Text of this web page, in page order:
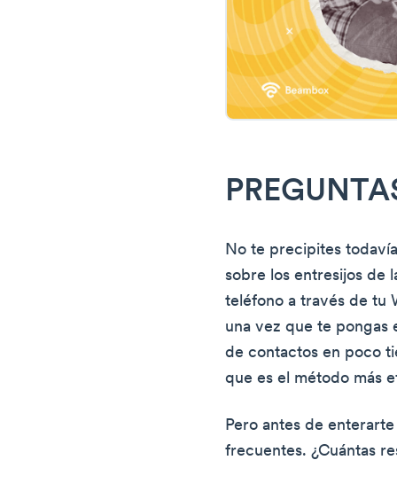
No te precipites
sobre los entresijos de
teléfono a través de tu
una vez que te pongas
de contactos en poco
que es el método más
Pero antes de
frecuentes. ¿Cuántas